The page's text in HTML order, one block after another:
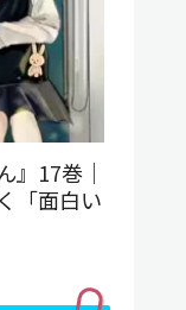
』17巻｜
「面白い